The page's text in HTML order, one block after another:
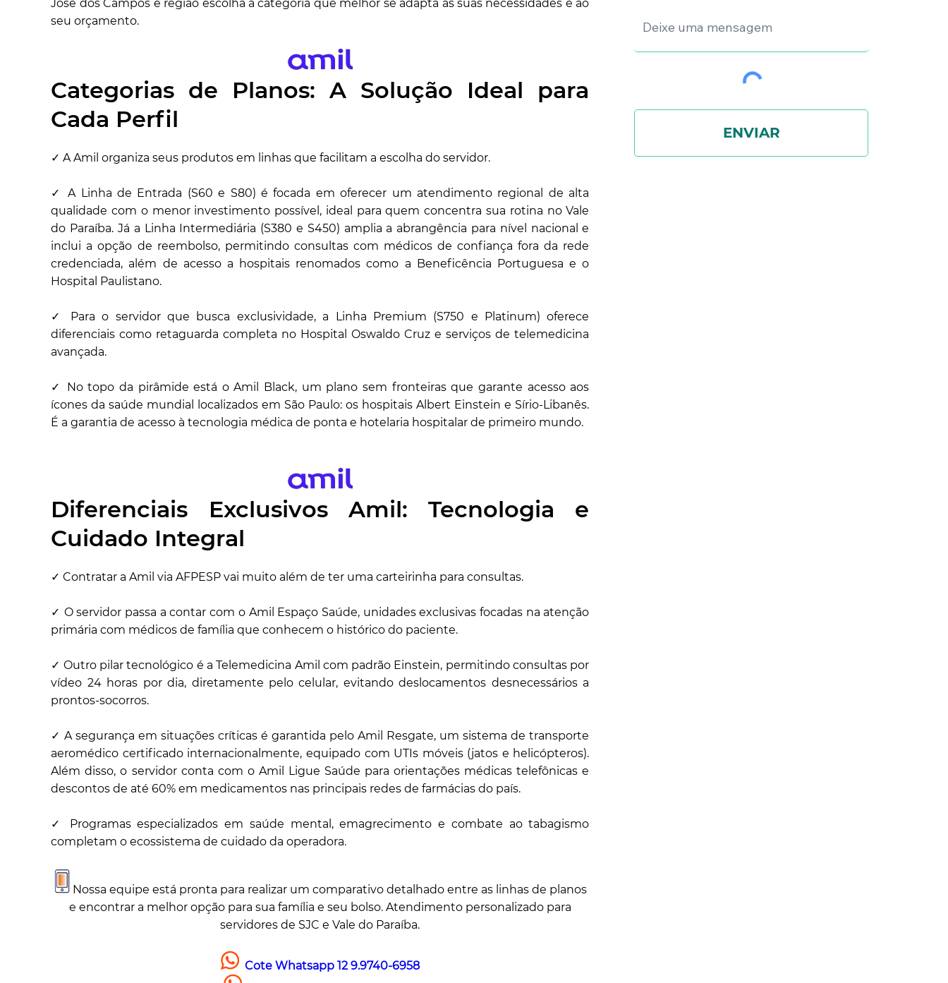
ENVIAR
José dos Campos e região escolha a categoria que melhor se adapta às suas necessidades e ao
seu orçamento.
Categorias de Planos: A Solução Ideal para
Cada Perfil
✓ A Amil organiza seus produtos em linhas que facilitam a escolha do servidor.
✓ A Linha de Entrada (S60 e S80) é focada em oferecer um atendimento regional de alta
qualidade com o menor investimento possível, ideal para quem concentra sua rotina no Vale
do Paraíba. Já a Linha Intermediária (S380 e S450) amplia a abrangência para nível nacional e
inclui a opção de reembolso, permitindo consultas com médicos de confiança fora da rede
credenciada, além de acesso a hospitais renomados como a Beneficência Portuguesa e o
Hospital Paulistano.
✓ Para o servidor que busca exclusividade, a Linha Premium (S750 e Platinum) oferece
diferenciais como retaguarda completa no Hospital Oswaldo Cruz e serviços de telemedicina
avançada.
✓ No topo da pirâmide está o Amil Black, um plano sem fronteiras que garante acesso aos
ícones da saúde mundial localizados em São Paulo: os hospitais Albert Einstein e Sírio-Libanês.
É a garantia de acesso à tecnologia médica de ponta e hotelaria hospitalar de primeiro mundo.
Diferenciais Exclusivos Amil: Tecnologia e
Cuidado Integral
✓ Contratar a Amil via AFPESP vai muito além de ter uma carteirinha para consultas.
✓ O servidor passa a contar com o Amil Espaço Saúde, unidades exclusivas focadas na atenção
primária com médicos de família que conhecem o histórico do paciente.
✓ Outro pilar tecnológico é a Telemedicina Amil com padrão Einstein, permitindo consultas por
vídeo 24 horas por dia, diretamente pelo celular, evitando deslocamentos desnecessários a
prontos-socorros.
✓ A segurança em situações críticas é garantida pelo Amil Resgate, um sistema de transporte
aeromédico certificado internacionalmente, equipado com UTIs móveis (jatos e helicópteros).
Além disso, o servidor conta com o Amil Ligue Saúde para orientações médicas telefônicas e
descontos de até 60% em medicamentos nas principais redes de farmácias do país.
✓ Programas especializados em saúde mental, emagrecimento e combate ao tabagismo
completam o ecossistema de cuidado da operadora.
Nossa equipe está pronta para realizar um comparativo detalhado entre as linhas de planos
e encontrar a melhor opção para sua família e seu bolso. Atendimento personalizado para
servidores de SJC e Vale do Paraíba.
Cote Whatsapp 12 9.9740-6958